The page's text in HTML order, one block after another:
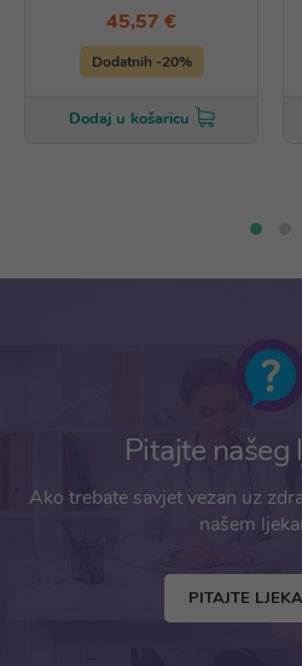
45,57 €
Dodatnih -20%
Dodaj u košaricu
Pitajte našeg
Ako trebate savjet vezan uz
našem
PITAJTE